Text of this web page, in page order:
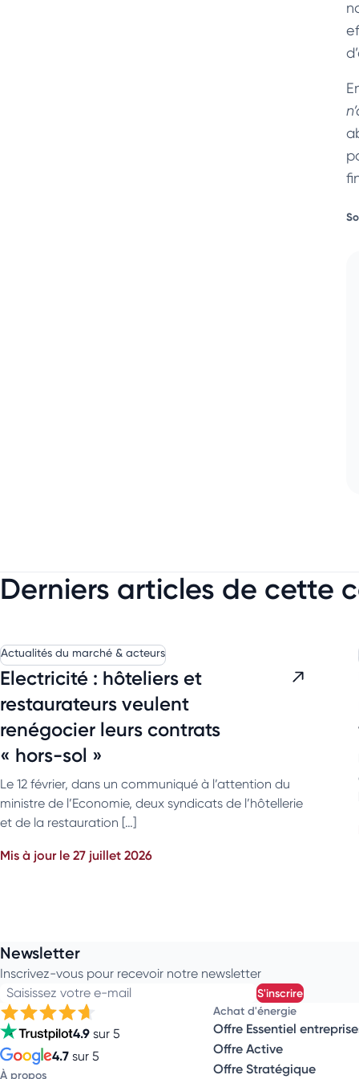
Derniers articles de cette
Actualités du marché & acteurs
Electricité : hôteliers et
restaurateurs veulent
renégocier leurs contrats
« hors-sol »
Le 12 février, dans un communiqué à l’attention du
ministre de l’Economie, deux syndicats de l’hôtellerie
et de la restauration […]
Mis à jour le 27 juillet 2026
Newsletter
Inscrivez-vous pour recevoir notre newsletter
Saisissez votre e-mail
s'inscrire
4.9 sur 5
4.7 sur 5
À propos
Achat d'énergie
Offre Essentiel
Offre Active
Offre Stratégique